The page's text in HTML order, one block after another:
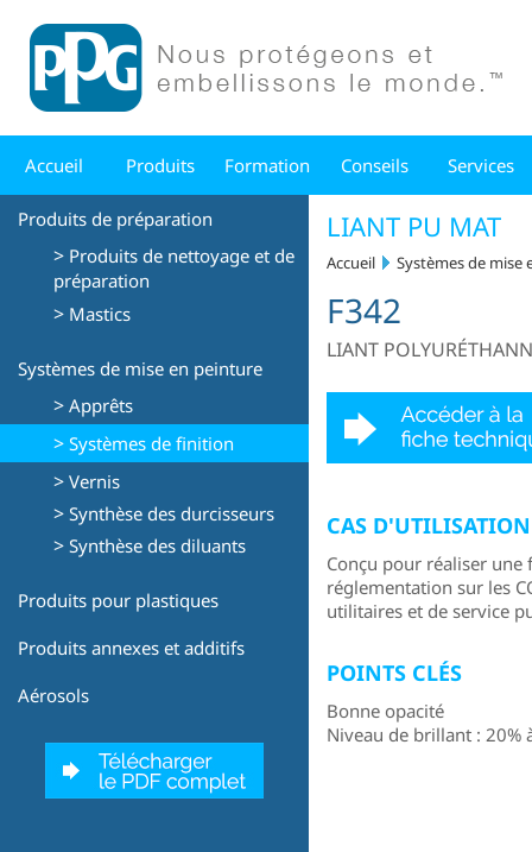
Accueil Produits Formation Conseils Services
Produits de préparation
> Produits de nettoyage et de
préparation
> Mastics
Systèmes de mise en peinture
> Apprêts
> Systèmes de finition
> Vernis
> Synthèse des durcisseurs
> Synthèse des diluants
Produits pour plastiques
Produits annexes et additifs
Aérosols
LIANT PU MAT
Accueil Systèmes de mise
F342
LIANT
CAS
Conçu pour réaliser
réglementation sur les
utilitaires et de service
POINTS CLÉS
Bonne opacité
Niveau de brillant : 20%